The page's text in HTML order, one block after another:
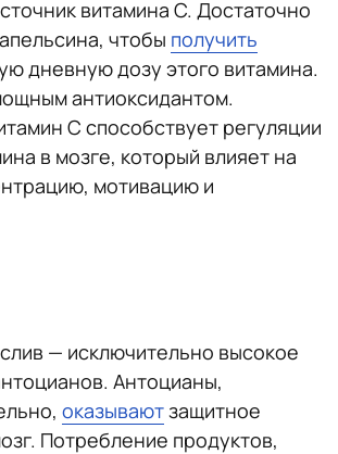
витамина C. Достаточно
чтобы получить
дневную дозу этого витамина.
антиоксидантом.
C способствует регуляции
в мозге, который влияет на
мотивацию и
— исключительно высокое
Антоцианы,
оказываютзащитное
Потребление продуктов,